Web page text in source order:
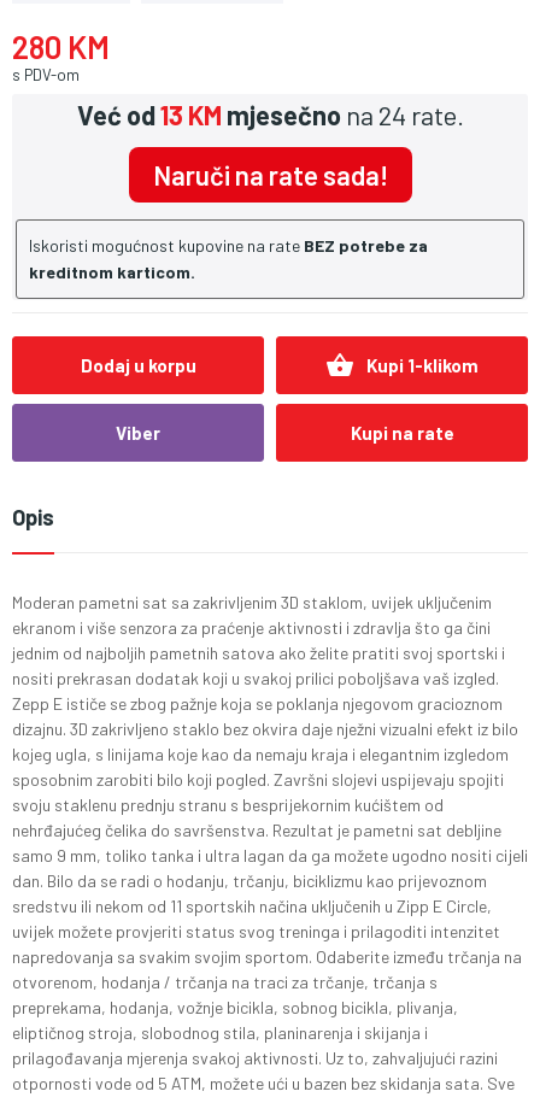
280 KM
s PDV-om
Već od13 KM mjesečno na 24 rate.
Naruči na rate sada!
Iskoristi mogućnost kupovine na rate BEZ potrebe za
kreditnom karticom.
Dodaj u korpu shopping_basket Kupi 1-klikom
Viber Kupi na rate
Opis
Moderan pametni sat sa zakrivljenim 3D staklom, uvijek uključenim
ekranom i više senzora za praćenje aktivnosti i zdravlja što ga čini
jednim od najboljih pametnih satova ako želite pratiti svoj sportski i
nositi prekrasan dodatak koji u svakoj prilici poboljšava vaš izgled.
Zepp E ističe se zbog pažnje koja se poklanja njegovom gracioznom
dizajnu. 3D zakrivljeno staklo bez okvira daje nježni vizualni efekt iz bilo
kojeg ugla, s linijama koje kao da nemaju kraja i elegantnim izgledom
sposobnim zarobiti bilo koji pogled. Završni slojevi uspijevaju spojiti
svoju staklenu prednju stranu s besprijekornim kućištem od
nehrđajućeg čelika do savršenstva. Rezultat je pametni sat debljine
samo 9 mm, toliko tanka i ultra lagan da ga možete ugodno nositi cijeli
dan. Bilo da se radi o hodanju, trčanju, biciklizmu kao prijevoznom
sredstvu ili nekom od 11 sportskih načina uključenih u Zipp E Circle,
uvijek možete provjeriti status svog treninga i prilagoditi intenzitet
napredovanja sa svakim svojim sportom. Odaberite između trčanja na
otvorenom, hodanja / trčanja na traci za trčanje, trčanja s
preprekama, hodanja, vožnje bicikla, sobnog bicikla, plivanja,
eliptičnog stroja, slobodnog stila, planinarenja i skijanja i
prilagođavanja mjerenja svakoj aktivnosti. Uz to, zahvaljujući razini
otpornosti vode od 5 ATM, možete ući u bazen bez skidanja sata. Sve